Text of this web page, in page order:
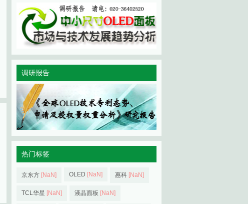
调研报告
热门标签
京东方 [NaN] OLED [NaN] 惠科 [NaN]
TCL华星 [NaN] 液晶面板 [NaN]